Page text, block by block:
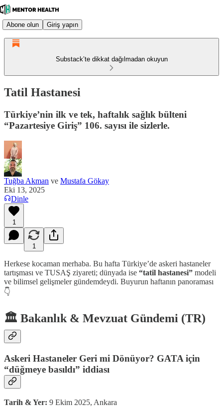
Abone olun Giriş yapın
Substack’te dikkat dağılmadan okuyun
Tatil Hastanesi
Türkiye’nin ilk ve tek, haftalık sağlık bülteni
“Pazartesiye Giriş” 106. sayısı ile sizlerle.
Tuğba Akman ve Mustafa Gökay
Eki 13, 2025
Dinle
1
1
Herkese kocaman merhaba. Bu hafta Türkiye’de askeri hastaneler
tartışması ve TUSAŞ ziyareti; dünyada ise “tatil hastanesi” modeli
ve bilimsel gelişmeler gündemdeydi. Buyurun haftanın panoraması
👇
🏛 Bakanlık & Mevzuat Gündemi (TR)
Askeri Hastaneler Geri mi Dönüyor? GATA için
“düğmeye basıldı” iddiası
Tarih & Yer: 9 Ekim 2025, Ankara